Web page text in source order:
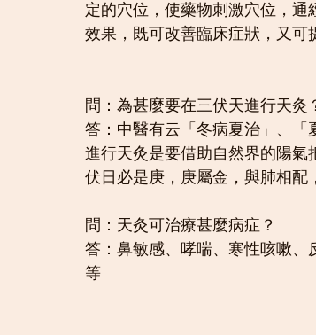
定的穴位，使藥物刺激穴位，
效果，既可改善臨床症狀，又可
問：為甚麼要在三伏天進行天灸
答：中醫有云「冬病夏治」、「
進行天灸是要借助自然界的陽氣
伏日必是庚，庚屬金，與肺相配
問：天灸可治療甚麼病症？
答：鼻敏感、哮喘、寒性咳嗽、
等